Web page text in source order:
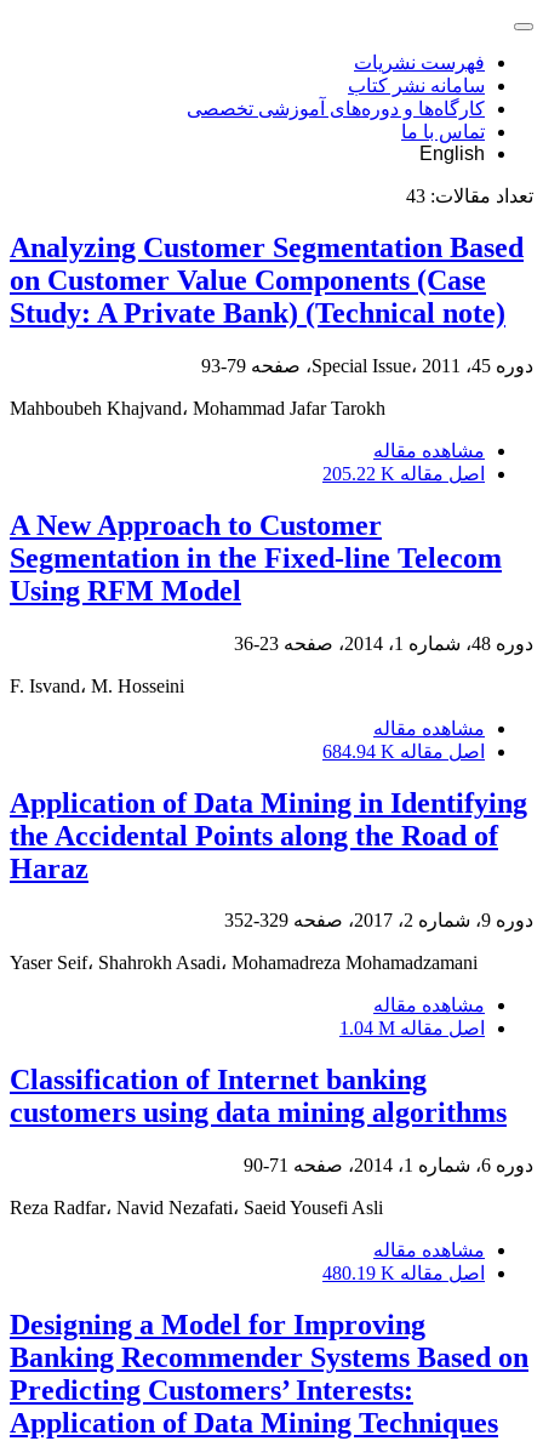
فهرست نشریات
سامانه نشر کتاب
کارگاه‌ها و دوره‌های آموزشی تخصصی
تماس با ما
English
تعداد مقالات: 43
Analyzing Customer Segmentation Based
on Customer Value Components (Case
Study: A Private Bank) (Technical note)
دوره 45، Special Issue، 2011، صفحه 79-93
Mahboubeh Khajvand، Mohammad Jafar Tarokh
مشاهده مقاله
اصل مقاله 205.22 K
A New Approach to Customer
Segmentation in the Fixed-line Telecom
Using RFM Model
دوره 48، شماره 1، 2014، صفحه 23-36
F. Isvand، M. Hosseini
مشاهده مقاله
اصل مقاله 684.94 K
Application of Data Mining in Identifying
the Accidental Points along the Road of
Haraz
دوره 9، شماره 2، 2017، صفحه 329-352
Yaser Seif، Shahrokh Asadi، Mohamadreza Mohamadzamani
مشاهده مقاله
اصل مقاله 1.04 M
Classification of Internet banking
customers using data mining algorithms
دوره 6، شماره 1، 2014، صفحه 71-90
Reza Radfar، Navid Nezafati، Saeid Yousefi Asli
مشاهده مقاله
اصل مقاله 480.19 K
Designing a Model for Improving
Banking Recommender Systems Based on
Predicting Customers’ Interests:
Application of Data Mining Techniques